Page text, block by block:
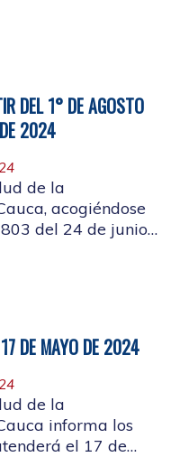
DEL 1° DE AGOSTO
2024
de la
acogiéndose
del 24 de junio
DE MAYO DE 2024
de la
informa los
el 17 de